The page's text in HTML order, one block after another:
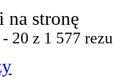
stronę
20 z 1 577